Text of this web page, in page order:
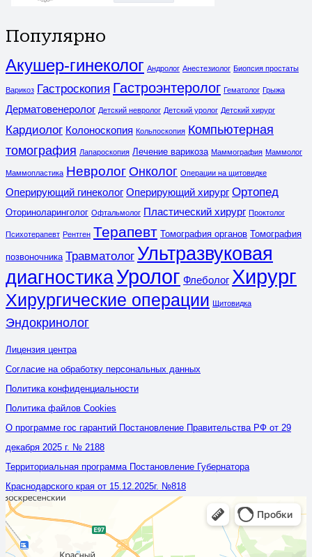
Популярно
Акушер-гинеколог Андролог Анестезиолог Биопсия простаты
Варикоз Гастроскопия Гастроэнтеролог Гематолог Грыжа
Дерматовенеролог Детский невролог Детский уролог Детский хирург
Кардиолог Колоноскопия Кольпоскопия Компьютерная
томография Лапароскопия Лечение варикоза Маммография Маммолог
Маммопластика Невролог Онколог Операции на щитовидке
Оперирующий гинеколог Оперирующий хирург Ортопед
Оториноларинголог Офтальмолог Пластический хирург Проктолог
Психотерапевт Рентген Терапевт Томография органов Томография
позвоночника Травматолог Ультразвуковая
диагностикаУролог Флеболог Хирург
Хирургические операции Щитовидка
Эндокринолог
Лицензия центра
Согласие на обработку персональных данных
Политика конфиденциальности
Политика файлов Cookies
О программе гос гарантий Постановление Правительства РФ от 29
декабря 2025 г. № 2188
Территориальная программа Постановление Губернатора
Краснодарского края от 15.12.2025г. №818